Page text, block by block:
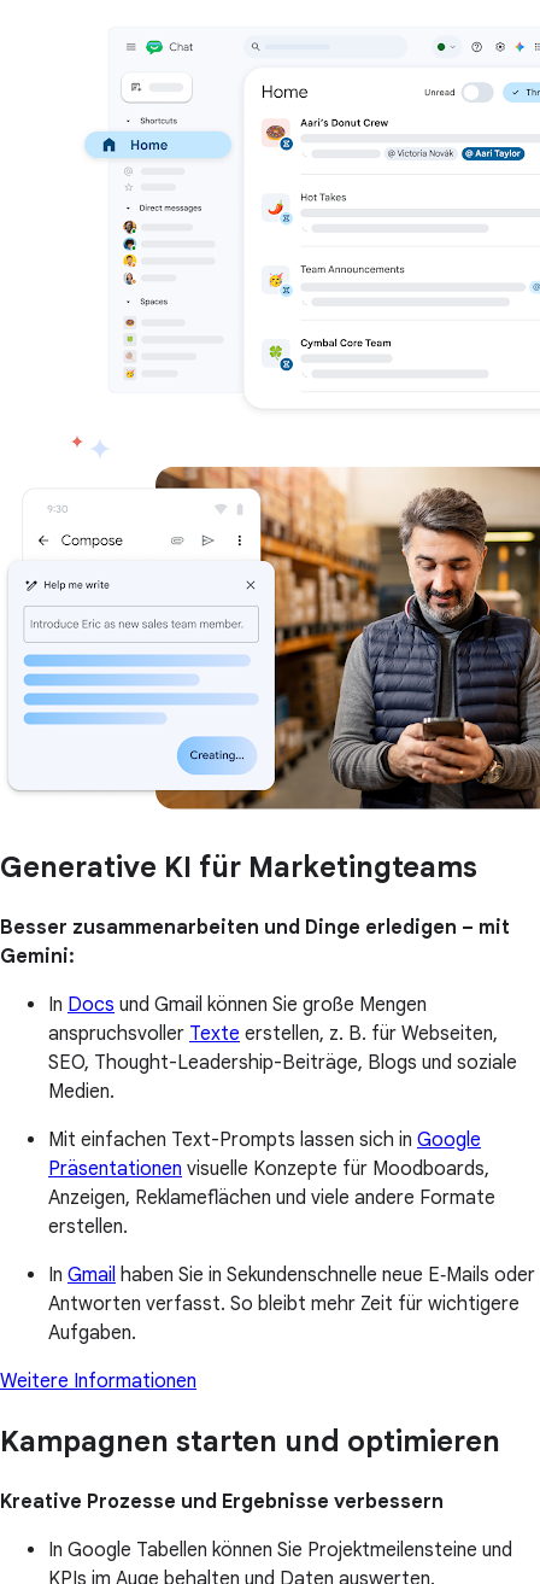
Generative KI für Marketingteams
Besser zusammenarbeiten und Dinge erledigen – mit
Gemini:
In Docs und Gmail können Sie große Mengen
anspruchsvoller Texte erstellen, z. B. für Webseiten,
SEO, Thought-Leadership-Beiträge, Blogs und soziale
Medien.
Mit einfachen Text-Prompts lassen sich in Google
Präsentationen visuelle Konzepte für Moodboards,
Anzeigen, Reklameflächen und viele andere Formate
erstellen.
In Gmail haben Sie in Sekundenschnelle neue E‑Mails oder
Antworten verfasst. So bleibt mehr Zeit für wichtigere
Aufgaben.
Weitere Informationen
Kampagnen starten und optimieren
Kreative Prozesse und Ergebnisse verbessern
In Google Tabellen können Sie Projektmeilensteine und